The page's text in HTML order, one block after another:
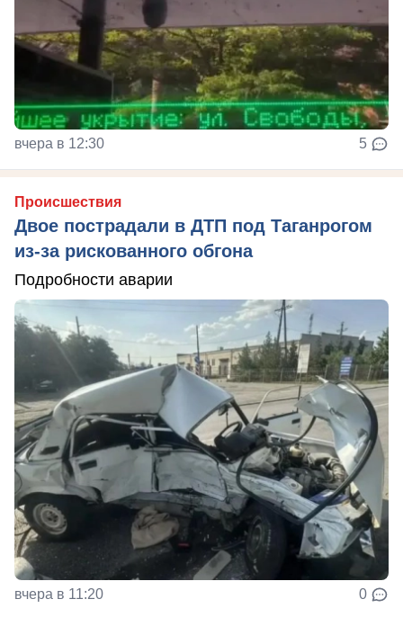
вчера в 12:30 5
Происшествия
Двое пострадали в ДТП под Таганрогом
из-за рискованного обгона
Подробности аварии
вчера в 11:20 0